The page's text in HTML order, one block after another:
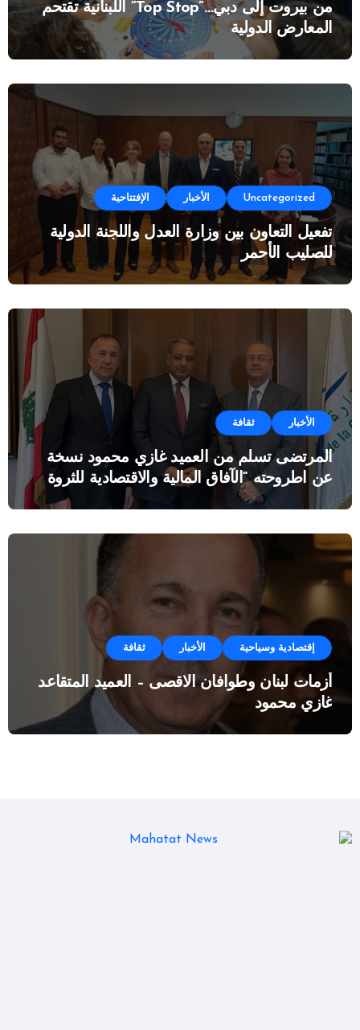
من بيروت إلى دبي…”Top Stop” اللبنانية تقتحم
المعارض الدولية
Uncategorized الأخبار الإفتتاحية
تفعيل التعاون بين وزارة العدل واللجنة الدولية
للصليب الأحمر
الأخبار ثقافة
المرتضى تسلم من العميد غازي محمود نسخة
عن اطروحته “الآفاق المالية والاقتصادية للثروة
إقتصادية وسياحية الأخبار ثقافة
أزمات لبنان وطوافان الاقصى – العميد المتقاعد
غازي محمود